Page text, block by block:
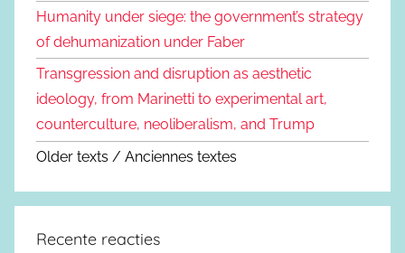
Humanity under siege: the government’s strategy
of dehumanization under Faber
Transgression and disruption as aesthetic
ideology, from Marinetti to experimental art,
counterculture, neoliberalism, and Trump
Older texts / Anciennes textes
Recente reacties